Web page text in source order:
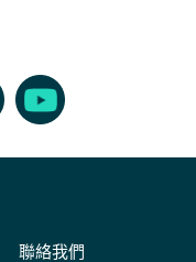
聯絡我們